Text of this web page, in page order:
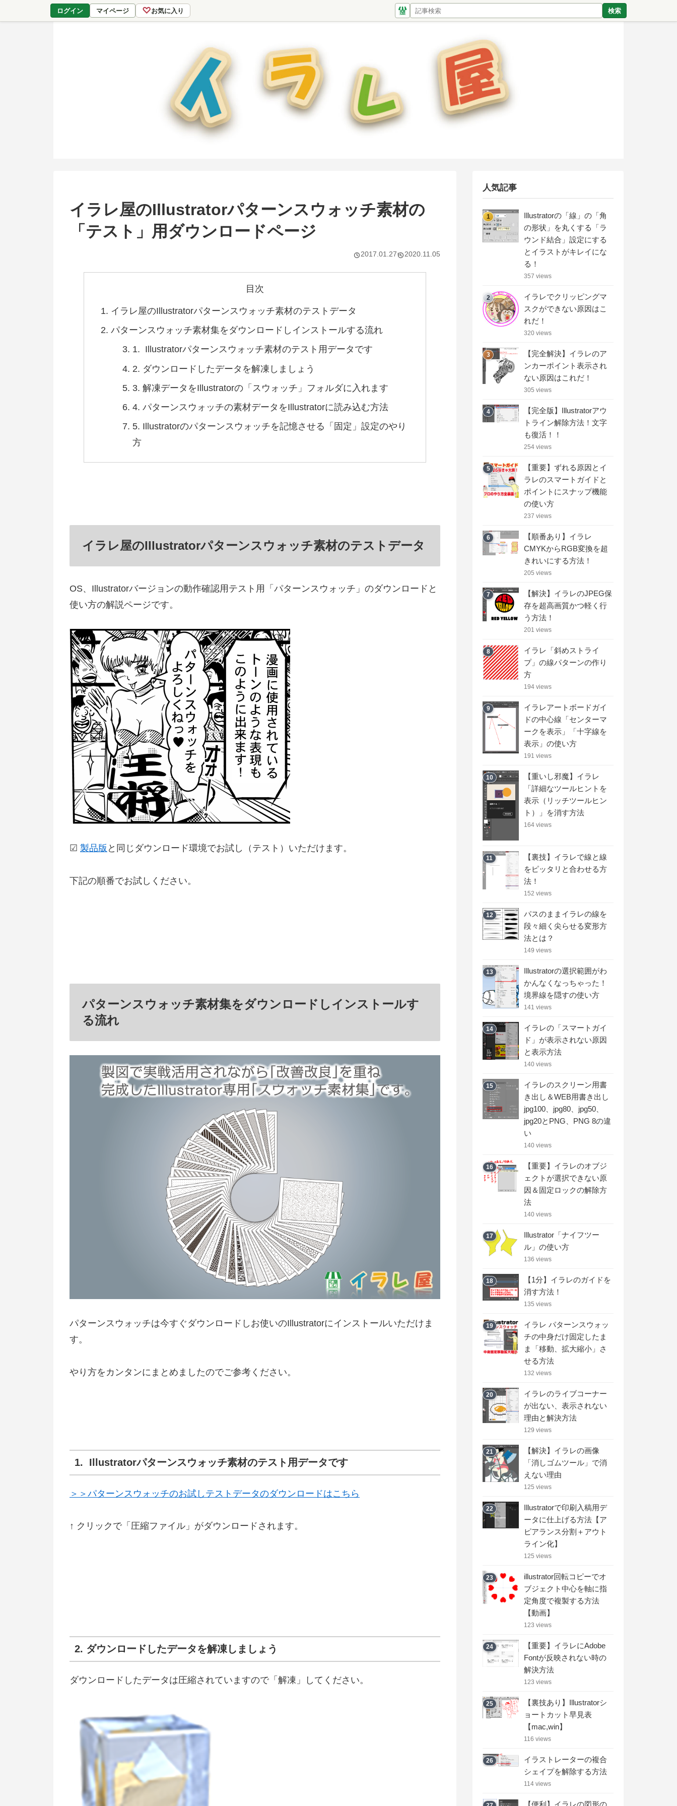
ログイン マイページ ♡お気に入り 検索
イラレ屋のIllustratorパターンスウォッチ素材の
「テスト」用ダウンロードページ
2017.01.27 2020.11.05
目次
イラレ屋のIllustratorパターンスウォッチ素材のテストデータ
パターンスウォッチ素材集をダウンロードしインストールする流れ
1. Illustratorパターンスウォッチ素材のテスト用データです
2. ダウンロードしたデータを解凍しましょう
3. 解凍データをIllustratorの「スウォッチ」フォルダに入れます
4. パターンスウォッチの素材データをIllustratorに読み込む方法
5. Illustratorのパターンスウォッチを記憶させる「固定」設定のやり
方
イラレ屋のIllustratorパターンスウォッチ素材のテストデータ
OS、Illustratorバージョンの動作確認用テスト用「パターンスウォッチ」のダウンロードと
使い方の解説ページです。
☑ 製品版 と同じダウンロード環境でお試し（テスト）いただけます。
下記の順番でお試しください。
パターンスウォッチ素材集をダウンロードしインストールす
る流れ
パターンスウォッチは今すぐダウンロードしお使いのIllustratorにインストールいただけま
す。
やり方をカンタンにまとめましたのでご参考ください。
1. Illustratorパターンスウォッチ素材のテスト用データです
＞＞パターンスウォッチのお試しテストデータのダウンロードはこちら
↑ クリックで「圧縮ファイル」がダウンロードされます。
2. ダウンロードしたデータを解凍しましょう
ダウンロードしたデータは圧縮されていますので「解凍」してください。
人気記事
1
Illustratorの「線」の「角
の形状」を丸くする「ラ
ウンド結合」設定にする
とイラストがキレイにな
る！
357 views
2
イラレでクリッピングマ
スクができない原因はこ
れだ！
320 views
3
【完全解決】イラレのア
ンカーポイント表示され
ない原因はこれだ！
305 views
4
【完全版】Illustratorアウ
トライン解除方法！文字
も復活！！
254 views
5
【重要】ずれる原因とイ
ラレのスマートガイドと
ポイントにスナップ機能
の使い方
237 views
6
【順番あり】イラレ
CMYKからRGB変換を超
きれいにする方法！
205 views
7
【解決】イラレのJPEG保
存を超高画質かつ軽く行
う方法！
201 views
8
イラレ「斜めストライ
プ」の線パターンの作り
方
194 views
9
イラレアートボードガイ
ドの中心線「センターマ
ークを表示」「十字線を
表示」の使い方
191 views
10
【重いし邪魔】イラレ
「詳細なツールヒントを
表示（リッチツールヒン
ト）」を消す方法
164 views
11
【裏技】イラレで線と線
をピッタリと合わせる方
法！
152 views
12
パスのままイラレの線を
段々細く尖らせる変形方
法とは？
149 views
13
Illustratorの選択範囲がわ
かんなくなっちゃった！
境界線を隠すの使い方
141 views
14
イラレの「スマートガイ
ド」が表示されない原因
と表示方法
140 views
15
イラレのスクリーン用書
き出し＆WEB用書き出し
jpg100、jpg80、jpg50、
jpg20とPNG、PNG 8の違
い
140 views
16
【重要】イラレのオブジ
ェクトが選択できない原
因＆固定ロックの解除方
法
140 views
17
Illustrator「ナイフツー
ル」の使い方
136 views
18
【1分】イラレのガイドを
消す方法！
135 views
19
イラレ パターンスウォッ
チの中身だけ固定したま
ま「移動、拡大縮小」さ
せる方法
132 views
20
イラレのライブコーナー
が出ない、表示されない
理由と解決方法
129 views
21
【解決】イラレの画像
「消しゴムツール」で消
えない理由
125 views
22
Illustratorで印刷入稿用デ
ータに仕上げる方法【ア
ピアランス分割＋アウト
ライン化】
125 views
23
illustrator回転コピーでオ
ブジェクト中心を軸に指
定角度で複製する方法
【動画】
123 views
24
【重要】イラレにAdobe
Fontが反映されない時の
解決方法
123 views
25
【裏技あり】Illustratorシ
ョートカット早見表
【mac,win】
116 views
26
イラストレーターの複合
シェイプを解除する方法
114 views
【便利】イラレの図形の